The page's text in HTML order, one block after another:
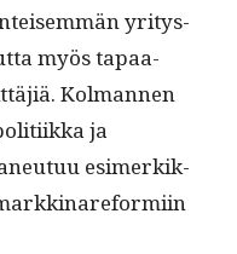
yri­tys­
myös tapaa­
Kol­man­nen
ja
esimerkik­